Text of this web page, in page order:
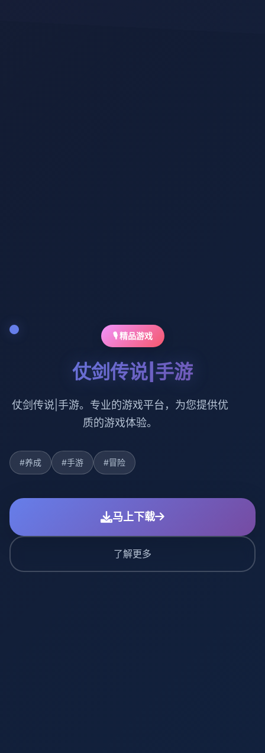
🎙️ 精品游戏
仗剑传说|手游
仗剑传说|手游。专业的游戏平台，为您提供优
质的游戏体验。
#养成 #手游 #冒险
马上下载
了解更多